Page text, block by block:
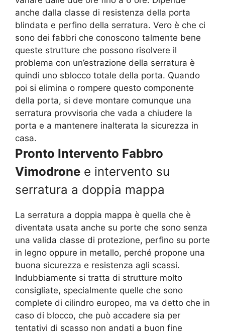
anche dalla classe di resistenza della porta
blindata e perfino della serratura. Vero è che ci
sono dei fabbri che conoscono talmente bene
queste strutture che possono risolvere il
problema con un’estrazione della serratura è
quindi uno sblocco totale della porta. Quando
poi si elimina o rompere questo componente
della porta, si deve montare comunque una
serratura provvisoria che vada a chiudere la
porta e a mantenere inalterata la sicurezza in
casa.
Pronto Intervento Fabbro
Vimodrone e intervento su
serratura a doppia mappa
La serratura a doppia mappa è quella che è
diventata usata anche su porte che sono senza
una valida classe di protezione, perfino su porte
in legno oppure in metallo, perché propone una
buona sicurezza e resistenza agli scassi.
Indubbiamente si tratta di strutture molto
consigliate, specialmente quelle che sono
complete di cilindro europeo, ma va detto che in
caso di blocco, che può accadere sia per
tentativi di scasso non andati a buon fine